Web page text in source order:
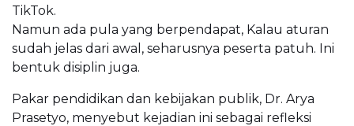
TikTok.
Namun ada pula yang berpendapat, Kalau aturan
sudah jelas dari awal, seharusnya peserta patuh. Ini
bentuk disiplin juga.
Pakar pendidikan dan kebijakan publik, Dr. Arya
Prasetyo, menyebut kejadian ini sebagai refleksi